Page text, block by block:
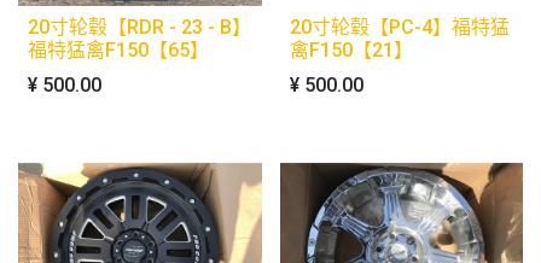
20寸轮毂【RDR - 23 - B】
福特猛禽F150【65】
¥ 500.00
20寸轮毂【PC-4】福特猛
禽F150【21】
¥ 500.00